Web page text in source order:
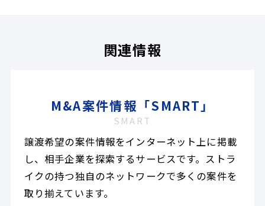
関連情報
M&A案件情報「SMART」
SMART
譲渡希望の案件情報をインターネット上に掲載
し、相手企業を探索するサービスです。ストラ
イクの持つ独自のネットワークで多くの案件を
取り揃えています。